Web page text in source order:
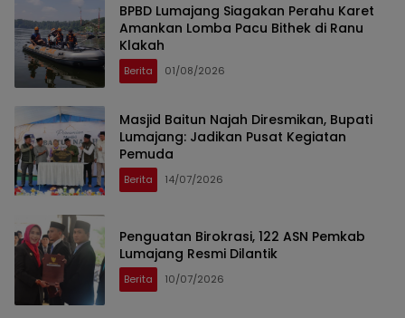
BPBD Lumajang Siagakan Perahu Karet
Amankan Lomba Pacu Bithek di Ranu
Klakah
Berita 01/08/2026
Masjid Baitun Najah Diresmikan, Bupati
Lumajang: Jadikan Pusat Kegiatan
Pemuda
Berita 14/07/2026
Penguatan Birokrasi, 122 ASN Pemkab
Lumajang Resmi Dilantik
Berita 10/07/2026